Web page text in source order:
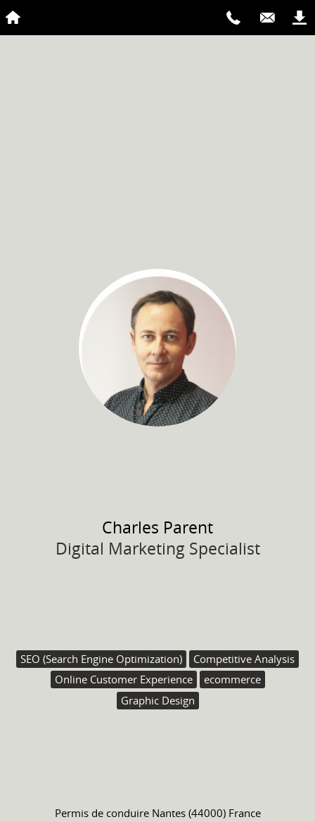
Charles Parent
Digital Marketing Specialist
SEO (Search Engine Optimization)
Competitive Analysis
Online Customer Experience
ecommerce
Graphic Design
Permis de conduire Nantes (44000) France